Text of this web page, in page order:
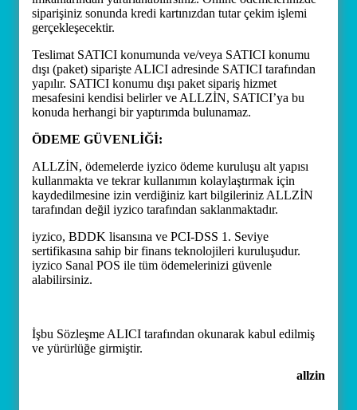
siparişiniz sonunda kredi kartınızdan tutar çekim işlemi
gerçekleşecektir.
Teslimat SATICI konumunda ve/veya SATICI konumu
dışı (paket) siparişte ALICI adresinde SATICI tarafından
yapılır. SATICI konumu dışı paket sipariş hizmet
mesafesini kendisi belirler ve ALLZİN, SATICI’ya bu
konuda herhangi bir yaptırımda bulunamaz.
ÖDEME GÜVENLİĞİ:
ALLZİN, ödemelerde iyzico ödeme kuruluşu alt yapısı
kullanmakta ve tekrar kullanımın kolaylaştırmak için
kaydedilmesine izin verdiğiniz kart bilgileriniz ALLZİN
tarafından değil iyzico tarafından saklanmaktadır.
iyzico, BDDK lisansına ve PCI-DSS 1. Seviye
sertifikasına sahip bir finans teknolojileri kuruluşudur.
iyzico Sanal POS ile tüm ödemelerinizi güvenle
alabilirsiniz.
İşbu Sözleşme ALICI tarafından okunarak kabul edilmiş
ve yürürlüğe girmiştir.
allzin